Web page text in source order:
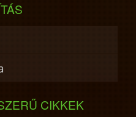
CIKKEK